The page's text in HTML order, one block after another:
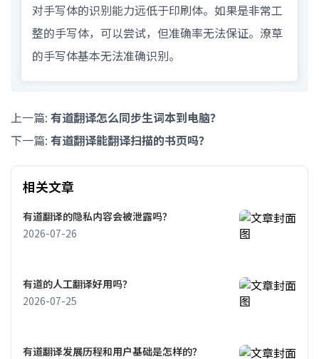
对手写体的识别能力远低于印刷体。如果是非常工
整的手写体，可以尝试，但准确率无法保证。潦草
的手写体基本无法准确识别。
上一篇: 有道翻译怎么同步生词本到电脑？
下一篇: 有道翻译能翻译扫描的书页吗？
相关文章
有道翻译的隐私内容会被泄露吗？
2026-07-26
有道的人工翻译好用吗？
2026-07-25
有道翻译发展历程和用户基础是怎样的？